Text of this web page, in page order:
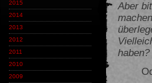
2015
2014
2013
2012
2011
2010
2009
Aber
haben?